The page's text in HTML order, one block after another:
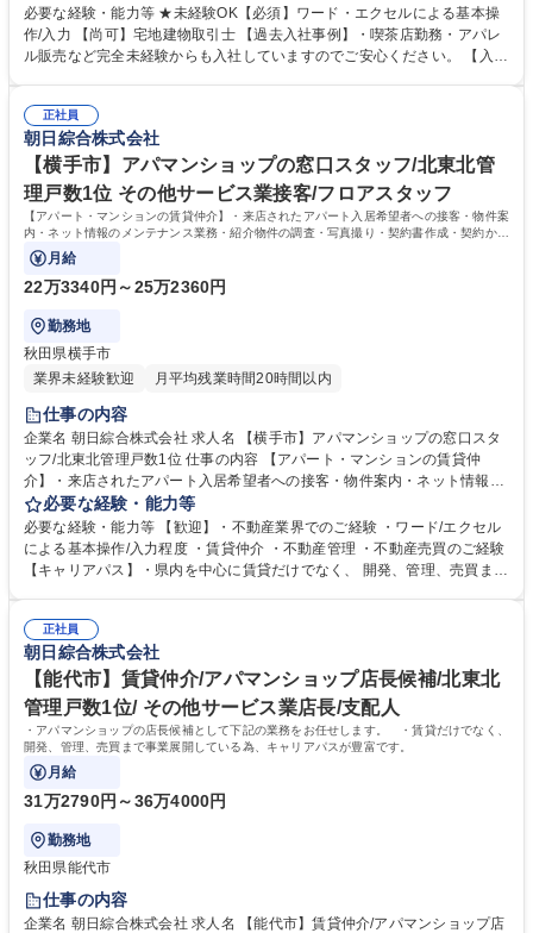
入退去のサポート ・ご入居者様の要望、お困り事、修繕の対応 ・賃貸募
集物件の現地調査、情報収集 ・各種契約管理 ・市場ニーズ等、不動産情
報分析からのオーナー様相談対応 ※建物の改変を伴う業務は含まない 募
必要な経験・能力等 ★未経験OK【必須】ワード・エクセルによる基本操
作/入力 【尚可】宅地建物取引士 【過去入社事例】・喫茶店勤務・アパレ
ル販売など完全未経験からも入社していますのでご安心ください。 【入社
発、管理、売買まで不動産に関わる事業を展開している為、入社後のキャ
リアの選択肢も幅広いです！ 【正当な評価】・3か月単位で査定をしてお
り、実績に応じて給与反映有 学歴・資格 学歴：大学院 大学 高専 短大 専
修学校 高校 語学力： 資格：第一種運転免許普通自動車 宅地建物取引士
正社員
朝日綜合株式会社
【横手市】アパマンショップの窓口スタッフ/北東北管
理戸数1位 その他サービス業接客/フロアスタッフ
【アパート・マンションの賃貸仲介】・来店されたアパート入居希望者への接客・物件案
内・ネット情報のメンテナンス業務・紹介物件の調査・写真撮り・契約書作成・契約から
入居までの段取りなど
月給
22万3340円～25万2360円
勤務地
秋田県横手市
業界未経験歓迎
月平均残業時間20時間以内
仕事の内容
企業名 朝日綜合株式会社 求人名 【横手市】アパマンショップの窓口スタ
ッフ/北東北管理戸数1位 仕事の内容 【アパート・マンションの賃貸仲
介】・来店されたアパート入居希望者への接客・物件案内・ネット情報の
メンテナンス業務・紹介物件の調査・写真撮り・契約書作成・契約から入
居までの段取りなど ＊お客様の案内時に私用車を使用します。ガソリン代
などは会社規 程により支給します。※初心者の方でも業務内容は丁寧に店
舗内のスタッフが一緒に指導しますのでご安心下さい。【サービス】「敷
す。 募集職種 【横手市】アパマンショップの窓口スタッフ/北東北管理戸
数1位
必要な経験・能力等
必要な経験・能力等 【歓迎】・不動産業界でのご経験 ・ワード/エクセル
による基本操作/入力程度 ・賃貸仲介 ・不動産管理 ・不動産売買のご経験
【キャリアパス】・県内を中心に賃貸だけでなく、 開発、管理、売買まで
与反映されます。 【当社の魅力】創業当初から、街づくり貢献のため、ノ
ーザンハピネッツをはじめとした地域のスポーツチームのスポンサーや寄
付を実施しています。地場に根付いた企業として、これからも地域の役に
立つ仕事を行います。 学歴・資格 学歴：大学院 大学 高専 短大 専修学校
高校 語学力： 資格：宅地建物取引士 第一種運転免許普通自動車
正社員
朝日綜合株式会社
【能代市】賃貸仲介/アパマンショップ店長候補/北東北
管理戸数1位/ その他サービス業店長/支配人
・アパマンショップの店長候補として下記の業務をお任せします。 ・賃貸だけでなく、
開発、管理、売買まで事業展開している為、キャリアパスが豊富です。
月給
31万2790円～36万4000円
勤務地
秋田県能代市
仕事の内容
企業名 朝日綜合株式会社 求人名 【能代市】賃貸仲介/アパマンショップ店